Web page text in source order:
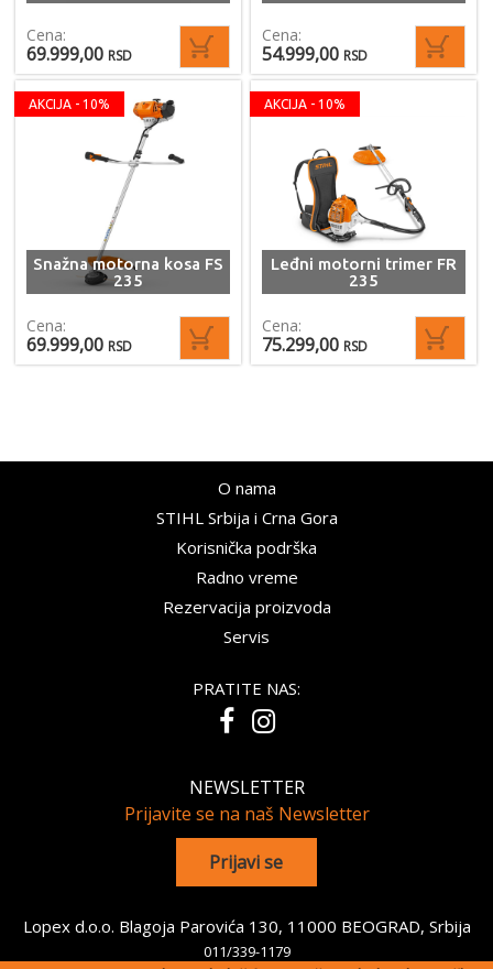
Cena:
69.999,00 RSD
Cena:
54.999,00 RSD
AKCIJA - 10%
Snažna motorna kosa FS
235
Cena:
69.999,00 RSD
AKCIJA - 10%
Leđni motorni trimer FR
235
Cena:
75.299,00 RSD
O nama
STIHL Srbija i Crna Gora
Korisnička podrška
Radno vreme
Rezervacija proizvoda
Servis
PRATITE NAS:
NEWSLETTER
Prijavite se na naš Newsletter
Lopex d.o.o. Blagoja Parovića 130, 11000 BEOGRAD, Srbija
011/339-1179